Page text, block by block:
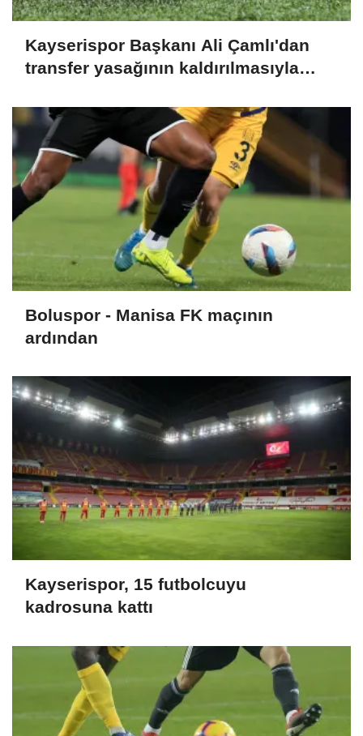
Kayserispor Başkanı Ali Çamlı'dan
transfer yasağının kaldırılmasıyla
Boluspor - Manisa FK maçının
ardından
Kayserispor, 15 futbolcuyu
kadrosuna kattı